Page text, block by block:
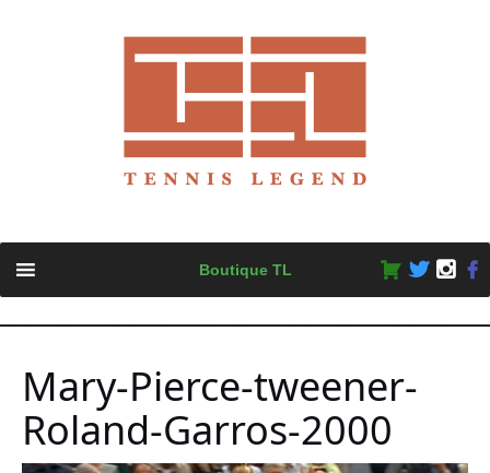
content
Boutique TL
Mary-Pierce-tweener-
Roland-Garros-2000